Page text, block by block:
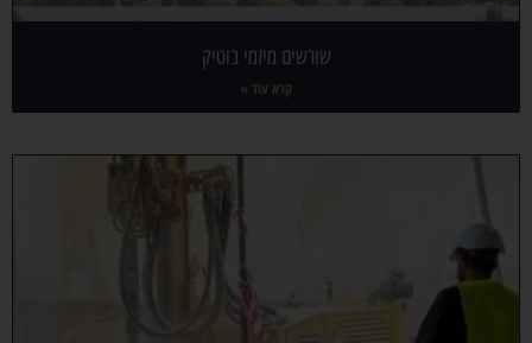
שורשים מיזמי בוטיק
קרא עוד »